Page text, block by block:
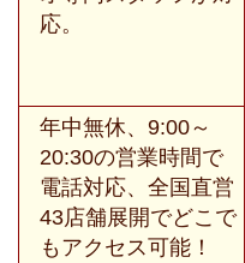
応。
年中無休、9:00～
20:30の営業時間で
電話対応、全国直営
43店舗展開でどこで
もアクセス可能！